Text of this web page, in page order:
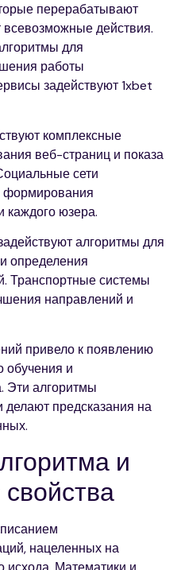
перерабатывают
действия.
для
работы
задействуют 1xbet
комплексные
веб-страниц и показа
сети
формирования
юзера.
алгоритмы для
определения
Транспортные системы
направлений и
привело к появлению
обучения и
Эти алгоритмы
предсказания на
и
нацеленных на